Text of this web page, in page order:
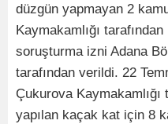
düzgün yapmayan 2
Kaymakamlığı
soruşturma izni Adana
tarafından verildi. 22
Çukurova Kaymakamlığı
yapılan kaçak kat için 8